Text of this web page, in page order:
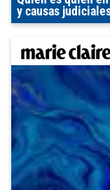
y causas